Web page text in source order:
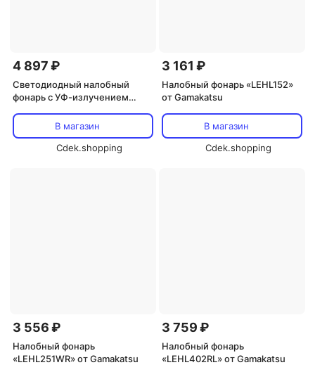
4 897 ₽
Светодиодный налобный
фонарь с УФ-излучением
GamakatsuВ магазин
Cdek.shopping
3 161 ₽
Налобный фонарь «LEHL152»
от Gamakatsu
В магазин
Cdek.shopping
3 556 ₽
Налобный фонарь
«LEHL251WR» от Gamakatsu
3 759 ₽
Налобный фонарь
«LEHL402RL» от Gamakatsu